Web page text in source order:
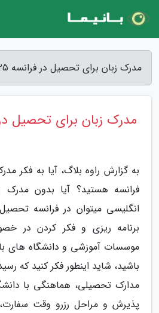
مدرک زبان برای تحصیل در فرانسه 2025 - راوه بلاگ
مدرک زبان برای تحصیل در
به گزارش راوه بلاگ، آیا به فکر
فرانسه هستید؟ آیا بدون مدرک
انگلیسی میتوان در فرانسه
برنامه ریزی و فکر کردن در
موسسات آموزشی و دانشگاه های با
باشید، شاید اینطور فکر کنید که
مدارک تحصیلی، هماهنگی با
پذیرش و مراحل رزرو وقت